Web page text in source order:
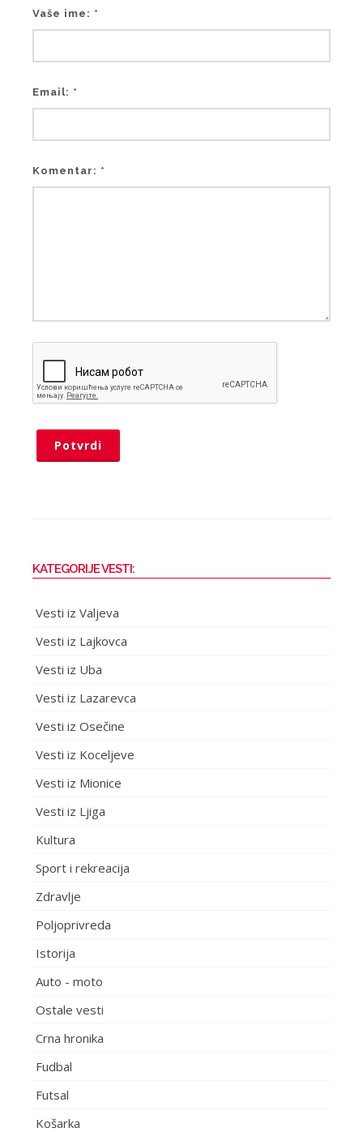
Vaše ime: *
Email: *
Komentar: *
Potvrdi
KATEGORIJE VESTI:
Vesti iz Valjeva
Vesti iz Lajkovca
Vesti iz Uba
Vesti iz Lazarevca
Vesti iz Osečine
Vesti iz Koceljeve
Vesti iz Mionice
Vesti iz Ljiga
Kultura
Sport i rekreacija
Zdravlje
Poljoprivreda
Istorija
Auto - moto
Ostale vesti
Crna hronika
Fudbal
Futsal
Košarka